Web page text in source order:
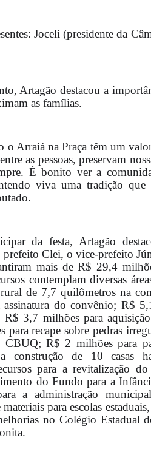
Joceli (presidente da
Artagão destacou a
as famílias.
o Arraiá na Praça têm um
as pessoas, preservam
É bonito ver a
viva uma tradição que
da festa, Artagão
prefeito Clei, o vice-prefeito
mais de R$ 29,4
contemplam diversas
de 7,7 quilômetros na
assinatura do convênio; R$
3,7 milhões para
para recape sobre pedras
CBUQ; R$ 2 milhões para
construção de 10 casas
para a revitalização
do Fundo para a
a administração
para escolas
no Colégio Estadual